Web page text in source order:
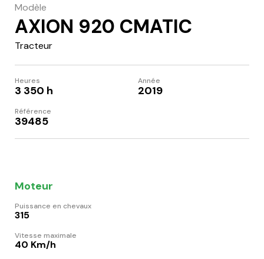
Modèle
AXION 920 CMATIC
Tracteur
Heures
3 350 h
Année
2019
Référence
39485
Moteur
Puissance en chevaux
315
Vitesse maximale
40 Km/h